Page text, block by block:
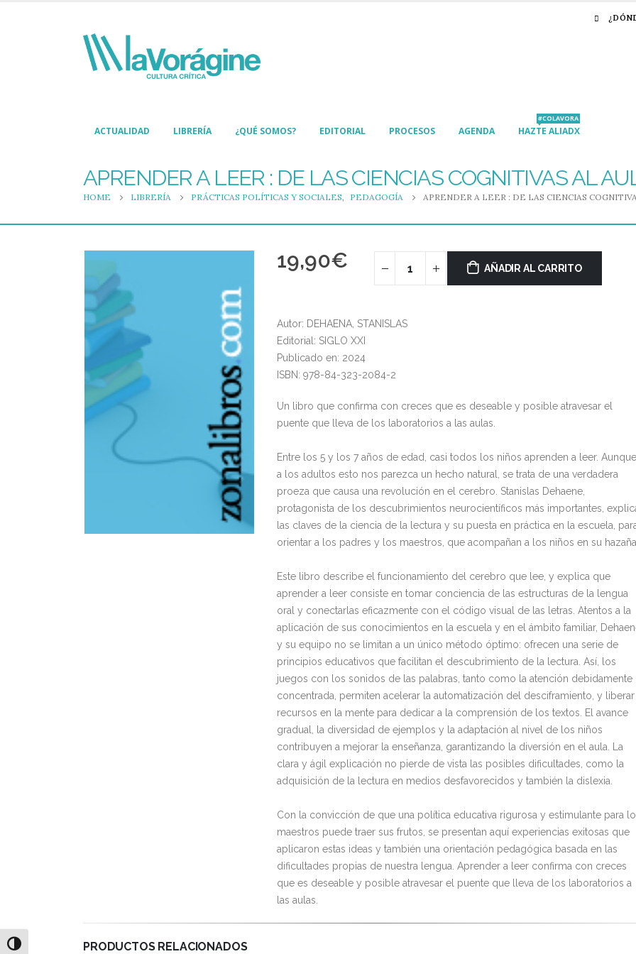
Alternar alto contraste
ACTUALIDAD LIBRERÍA ¿QUÉ SOMOS? EDITORIAL PROCESOS AGENDA HAZTE ALIADX
#COLAVORA
APRENDER A LEER : DE LAS CIENCIAS COGNITIVAS AL
HOME LIBRERÍA PRÁCTICAS POLÍTICAS Y SOCIALES, PEDAGOGÍA APRENDER A LEER : DE LAS CIENCIAS
19,90€ AÑADIR AL CARRITO
Autor: DEHAENA, STANISLAS
Editorial: SIGLO XXI
Publicado en: 2024
ISBN: 978-84-323-2084-2
Un libro que confirma con creces que es deseable y posible atravesar el
puente que lleva de los laboratorios a las aulas.
Entre los 5 y los 7 años de edad, casi todos los niños aprenden a leer. Aunque
a los adultos esto nos parezca un hecho natural, se trata de una verdadera
proeza que causa una revolución en el cerebro. Stanislas Dehaene,
protagonista de los descubrimientos neurocientíficos más importantes,
las claves de la ciencia de la lectura y su puesta en práctica en la escuela,
orientar a los padres y los maestros, que acompañan a los niños en su
Este libro describe el funcionamiento del cerebro que lee, y explica que
aprender a leer consiste en tomar conciencia de las estructuras de la lengua
oral y conectarlas eficazmente con el código visual de las letras. Atentos a la
aplicación de sus conocimientos en la escuela y en el ámbito familiar,
y su equipo no se limitan a un único método óptimo: ofrecen una serie de
principios educativos que facilitan el descubrimiento de la lectura. Así, los
juegos con los sonidos de las palabras, tanto como la atención debidamente
concentrada, permiten acelerar la automatización del desciframiento, y liberar
recursos en la mente para dedicar a la comprensión de los textos. El avance
gradual, la diversidad de ejemplos y la adaptación al nivel de los niños
contribuyen a mejorar la enseñanza, garantizando la diversión en el aula. La
clara y ágil explicación no pierde de vista las posibles dificultades, como la
adquisición de la lectura en medios desfavorecidos y también la dislexia.
Con la convicción de que una política educativa rigurosa y estimulante para
maestros puede traer sus frutos, se presentan aquí experiencias exitosas que
aplicaron estas ideas y también una orientación pedagógica basada en las
dificultades propias de nuestra lengua. Aprender a leer confirma con creces
que es deseable y posible atravesar el puente que lleva de los laboratorios a
las aulas.
PRODUCTOS RELACIONADOS